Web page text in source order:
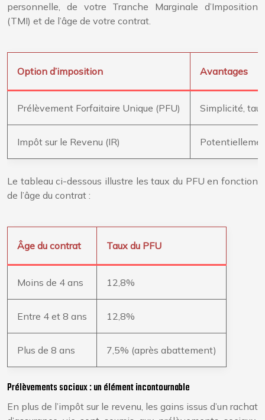
personnelle, de votre Tranche Marginale d’Imposition
(TMI) et de l’âge de votre contrat.
Option d’imposition Avantages
Prélèvement Forfaitaire Unique (PFU) Simplicité,
Impôt sur le Revenu (IR)
Le tableau ci-dessous illustre les taux du PFU en fonction
de l’âge du contrat :
Âge du contrat Taux du PFU
Moins de 4 ans 12,8%
Entre 4 et 8 ans 12,8%
Plus de 8 ans 7,5% (après abattement)
Prélèvements sociaux : un élément incontournable
En plus de l’impôt sur le revenu, les gains issus d’un rachat